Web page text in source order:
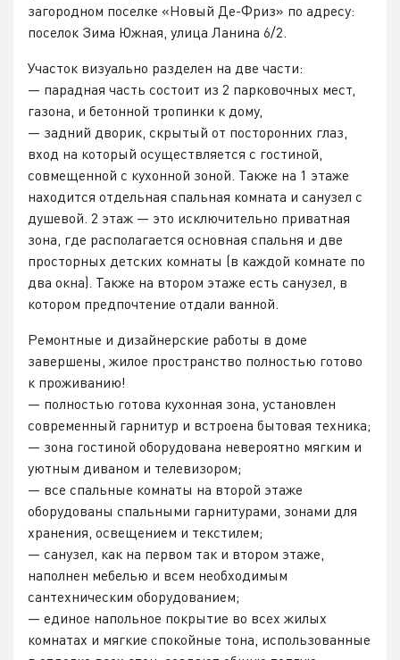
загородном поселке «Новый Де-Фриз» по адресу:
поселок Зима Южная, улица Ланина 6/2.
Участок визуально разделен на две части:
— парадная часть состоит из 2 парковочных мест,
газона, и бетонной тропинки к дому,
— задний дворик, скрытый от посторонних глаз,
вход на который осуществляется с гостиной,
совмещенной с кухонной зоной. Также на 1 этаже
находится отдельная спальная комната и санузел с
душевой. 2 этаж — это исключительно приватная
зона, где располагается основная спальня и две
просторных детских комнаты (в каждой комнате по
два окна). Также на втором этаже есть санузел, в
котором предпочтение отдали ванной.
Ремонтные и дизайнерские работы в доме
завершены, жилое пространство полностью готово
к проживанию!
— полностью готова кухонная зона, установлен
современный гарнитур и встроена бытовая техника;
— зона гостиной оборудована невероятно мягким и
уютным диваном и телевизором;
— все спальные комнаты на второй этаже
оборудованы спальными гарнитурами, зонами для
хранения, освещением и текстилем;
— санузел, как на первом так и втором этаже,
наполнен мебелью и всем необходимым
сантехническим оборудованием;
— единое напольное покрытие во всех жилых
комнатах и мягкие спокойные тона, использованные